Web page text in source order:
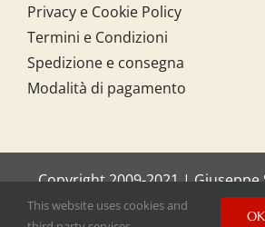
Privacy e Cookie Policy
Termini e Condizioni
Spedizione e consegna
Modalità di pagamento
Copyright 2009-2021 | Giuseppe
SGNGPP61C20I158O
This website uses cookies and
OK